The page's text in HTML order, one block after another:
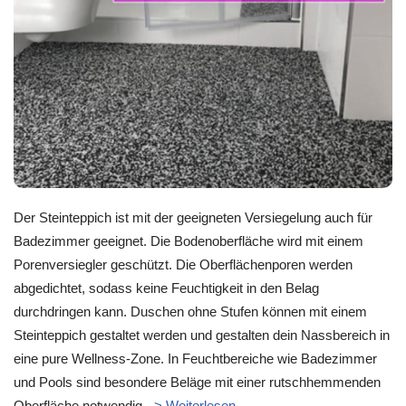
Der Steinteppich ist mit der geeigneten Versiegelung auch für
Badezimmer geeignet. Die Bodenoberfläche wird mit einem
Porenversiegler geschützt. Die Oberflächenporen werden
abgedichtet, sodass keine Feuchtigkeit in den Belag
durchdringen kann. Duschen ohne Stufen können mit einem
Steinteppich gestaltet werden und gestalten dein Nassbereich in
eine pure Wellness-Zone. In Feuchtbereiche wie Badezimmer
und Pools sind besondere Beläge mit einer rutschhemmenden